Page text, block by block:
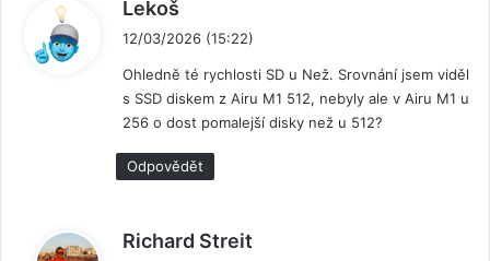
Lekoš
a
s
a
l
:
12/03/2026 (15:22)
Ohledně té rychlosti SD u Než. Srovnání jsem viděl
s SSD diskem z Airu M1 512, nebyly ale v Airu M1 u
256 o dost pomalejší disky než u 512?
Odpovědět
Richard Streit